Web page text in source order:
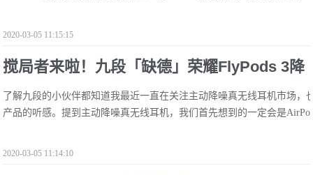
2020-03-05 11:15:15
搅局者来啦！九段「缺德」荣耀FlyPods 3降
噪真无线耳机
了解九段的小伙伴都知道我最近一直在关注主动降噪真无线耳机市场
产品的听感。提到主动降噪真无线耳机，我们首先想到的一定会是
2020-03-05 11:14:10